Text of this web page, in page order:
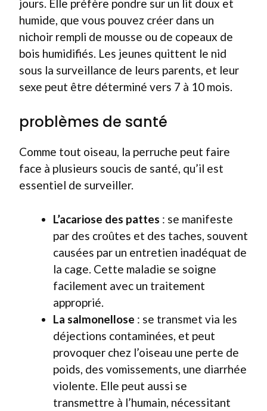
jours. Elle préfère pondre sur un lit doux et
humide, que vous pouvez créer dans un
nichoir rempli de mousse ou de copeaux de
bois humidifiés. Les jeunes quittent le nid
sous la surveillance de leurs parents, et leur
sexe peut être déterminé vers 7 à 10 mois.
problèmes de santé
Comme tout oiseau, la perruche peut faire
face à plusieurs soucis de santé, qu’il est
essentiel de surveiller.
L’acariose des pattes : se manifeste
par des croûtes et des taches, souvent
causées par un entretien inadéquat de
la cage. Cette maladie se soigne
facilement avec un traitement
approprié.
La salmonellose : se transmet via les
déjections contaminées, et peut
provoquer chez l’oiseau une perte de
poids, des vomissements, une diarrhée
violente. Elle peut aussi se
transmettre à l’humain, nécessitant